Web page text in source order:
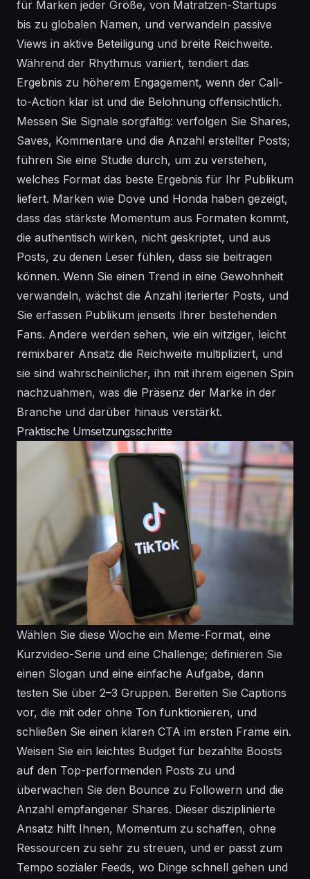
für Marken jeder Größe, von Matratzen-Startups
bis zu globalen Namen, und verwandeln passive
Views in aktive Beteiligung und breite Reichweite.
Während der Rhythmus variiert, tendiert das
Ergebnis zu höherem Engagement, wenn der Call-
to-Action klar ist und die Belohnung offensichtlich.
Messen Sie Signale sorgfältig: verfolgen Sie Shares,
Saves, Kommentare und die Anzahl erstellter Posts;
führen Sie eine Studie durch, um zu verstehen,
welches Format das beste Ergebnis für Ihr Publikum
liefert. Marken wie Dove und Honda haben gezeigt,
dass das stärkste Momentum aus Formaten kommt,
die authentisch wirken, nicht geskriptet, und aus
Posts, zu denen Leser fühlen, dass sie beitragen
können. Wenn Sie einen Trend in eine Gewohnheit
verwandeln, wächst die Anzahl iterierter Posts, und
Sie erfassen Publikum jenseits Ihrer bestehenden
Fans. Andere werden sehen, wie ein witziger, leicht
remixbarer Ansatz die Reichweite multipliziert, und
sie sind wahrscheinlicher, ihn mit ihrem eigenen Spin
nachzuahmen, was die Präsenz der Marke in der
Branche und darüber hinaus verstärkt.
Praktische Umsetzungsschritte
Wählen Sie diese Woche ein Meme-Format, eine
Kurzvideo-Serie und eine Challenge; definieren Sie
einen Slogan und eine einfache Aufgabe, dann
testen Sie über 2–3 Gruppen. Bereiten Sie Captions
vor, die mit oder ohne Ton funktionieren, und
schließen Sie einen klaren CTA im ersten Frame ein.
Weisen Sie ein leichtes Budget für bezahlte Boosts
auf den Top-performenden Posts zu und
überwachen Sie den Bounce zu Followern und die
Anzahl empfangener Shares. Dieser disziplinierte
Ansatz hilft Ihnen, Momentum zu schaffen, ohne
Ressourcen zu sehr zu streuen, und er passt zum
Tempo sozialer Feeds, wo Dinge schnell gehen und